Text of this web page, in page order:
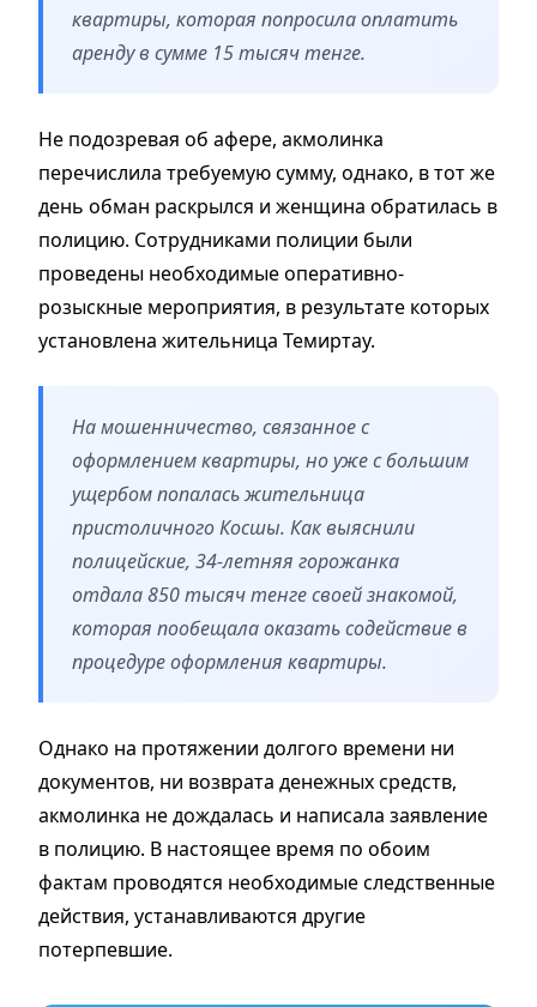
квартиры, которая попросила оплатить
аренду в сумме 15 тысяч тенге.
Не подозревая об афере, акмолинка
перечислила требуемую сумму, однако, в тот же
день обман раскрылся и женщина обратилась в
полицию. Сотрудниками полиции были
проведены необходимые оперативно-
розыскные мероприятия, в результате которых
установлена жительница Темиртау.
На мошенничество, связанное с
оформлением квартиры, но уже с большим
ущербом попалась жительница
пристоличного Косшы. Как выяснили
полицейские, 34-летняя горожанка
отдала 850 тысяч тенге своей знакомой,
которая пообещала оказать содействие в
процедуре оформления квартиры.
Однако на протяжении долгого времени ни
документов, ни возврата денежных средств,
акмолинка не дождалась и написала заявление
в полицию. В настоящее время по обоим
фактам проводятся необходимые следственные
действия, устанавливаются другие
потерпевшие.